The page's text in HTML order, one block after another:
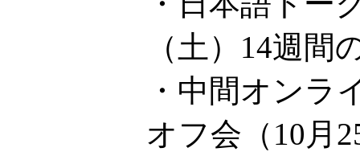
（土）14週
・中間オンラ
オフ会（10月